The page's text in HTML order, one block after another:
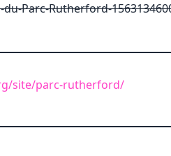
Parc-Rutherford-
site/parc-rutherford/